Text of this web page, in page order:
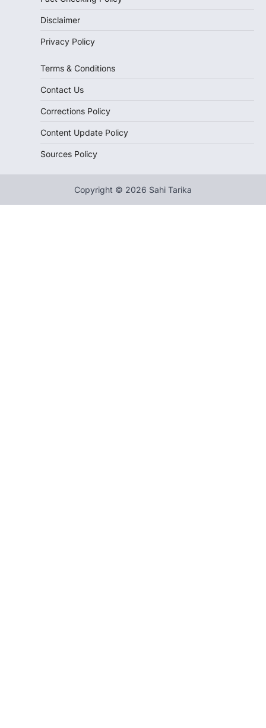
Disclaimer
Privacy Policy
Terms & Conditions
Contact Us
Corrections Policy
Content Update Policy
Sources Policy